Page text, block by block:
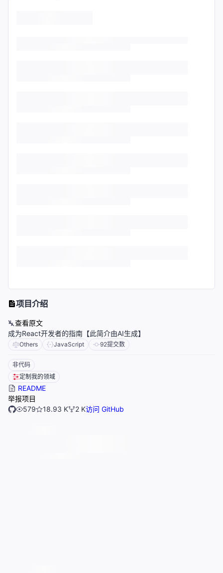
项目介绍
查看原文
成为React开发者的指南【此简介由AI生成】
Others JavaScript 92提交数
非代码
定制我的领域
README
举报项目
579
18.93 K 2 K访问 GitHub